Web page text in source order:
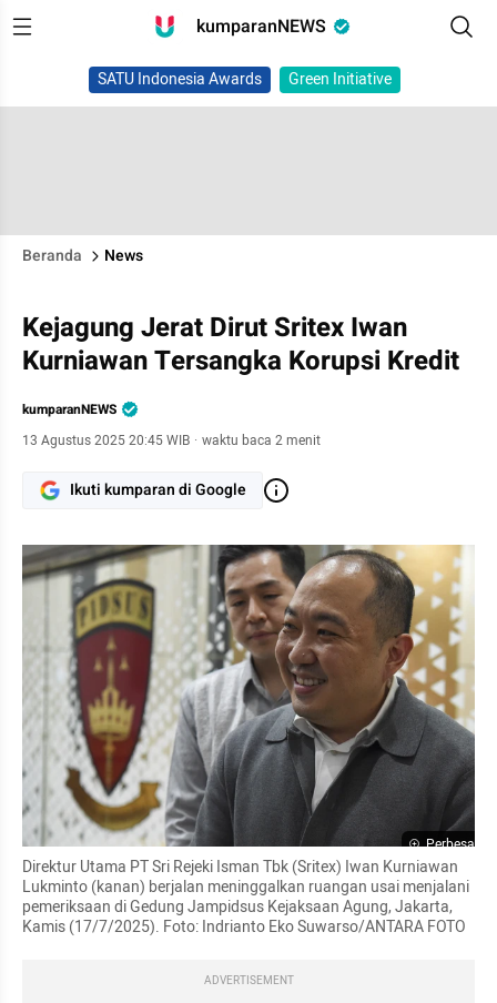
kumparanNEWS
SATU Indonesia Awards Green Initiative
Beranda News
Kejagung Jerat Dirut Sritex Iwan
Kurniawan Tersangka Korupsi Kredit
kumparanNEWS
13 Agustus 2025 20:45 WIB · waktu baca 2 menit
Ikuti kumparan di Google
Perbesar
Direktur Utama PT Sri Rejeki Isman Tbk (Sritex) Iwan Kurniawan
Lukminto (kanan) berjalan meninggalkan ruangan usai menjalani
pemeriksaan di Gedung Jampidsus Kejaksaan Agung, Jakarta,
Kamis (17/7/2025). Foto: Indrianto Eko Suwarso/ANTARA FOTO
ADVERTISEMENT